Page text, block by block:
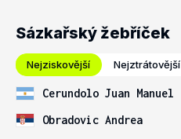
Sázkařský žebříček
Nejziskovější Nejztrátovější
Cerundolo Juan Manuel
Obradovic Andrea